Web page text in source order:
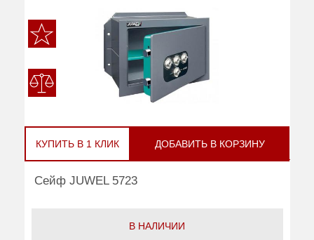
КУПИТЬ В 1 КЛИК ДОБАВИТЬ В КОРЗИНУ
Сейф JUWEL 5723
В НАЛИЧИИ